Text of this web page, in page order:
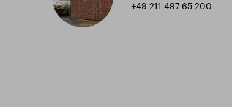
+49 211 497 65 200